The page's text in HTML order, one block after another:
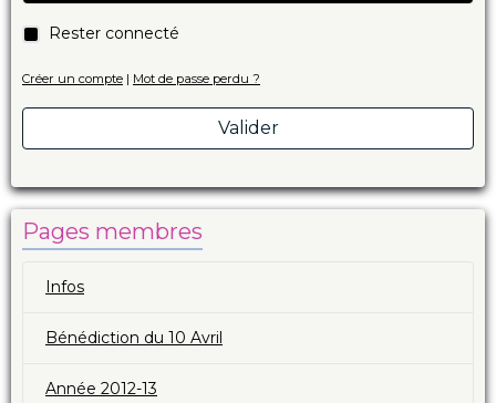
Rester connecté
Créer un compte | Mot de passe perdu ?
Valider
Pages membres
Infos
Bénédiction du 10 Avril
Année 2012-13